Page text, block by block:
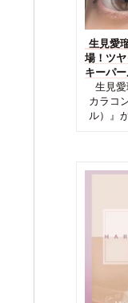
生見愛
場！ツ
キーパ
生見愛
カラコ
ル）』